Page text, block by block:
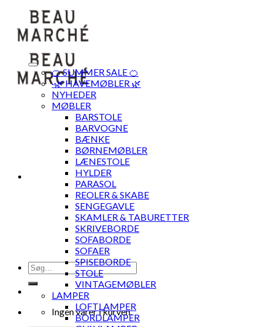
content
Søg
efter:
Ingen varer i kurven.
🍊 SUMMER SALE 🍊
·🌿 HAVEMØBLER 🌿
NYHEDER
MØBLER
BARSTOLE
BARVOGNE
BÆNKE
BØRNEMØBLER
LÆNESTOLE
HYLDER
PARASOL
REOLER & SKABE
SENGEGAVLE
SKAMLER & TABURETTER
SKRIVEBORDE
SOFABORDE
SOFAER
SPISEBORDE
STOLE
VINTAGEMØBLER
LAMPER
LOFTLAMPER
BORDLAMPER